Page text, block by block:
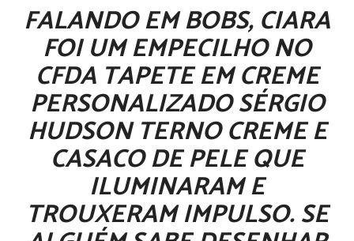
FALANDO EM BOBS,CIARA
FOI UM EMPECILHO NO
CFDATAPETE EM CREME
PERSONALIZADOSÉRGIO
HUDSONTERNO CREME E
CASACO DE PELE QUE
ILUMINARAM E
TROUXERAM IMPULSO. SE